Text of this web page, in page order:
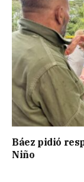
Báez pidió
Niño